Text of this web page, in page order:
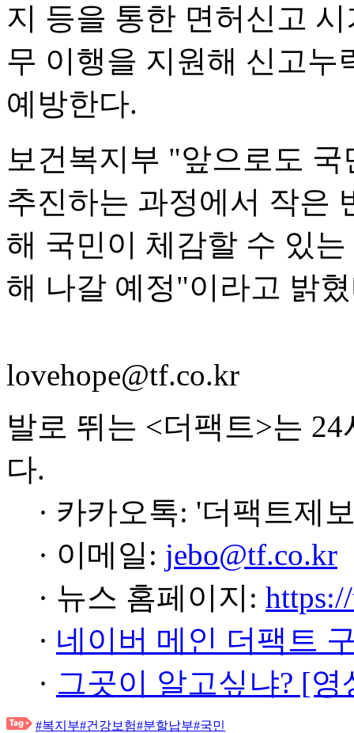
지 등을 통한 면허신고
무 이행을 지원해 신고누
예방한다.
보건복지부 "앞으로도
추진하는 과정에서 작은
해 국민이 체감할 수 있
해 나갈 예정"이라고 밝
lovehope@tf.co.kr
발로 뛰는 <더팩트>는
다.
· 카카오톡: '더팩트제
· 이메일: jebo@tf.co.kr
· 뉴스 홈페이지:
· 네이버 메인 더팩트
· 그곳이 알고싶냐? [
#복지부#건강보험#분할납부#국민